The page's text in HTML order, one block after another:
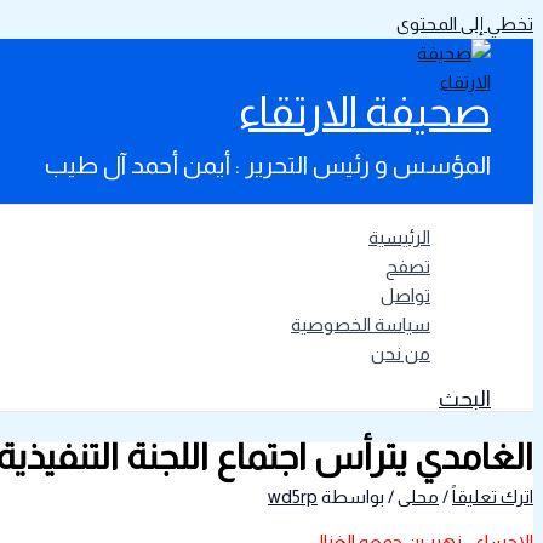
تخطي إلى المحتوى
صحيفة الارتقاء
المؤسس و رئيس التحرير : أيمن أحمد آل طيب
الرئيسية
تصفح
تواصل
سياسة الخصوصية
من نحن
البحث
الغامدي يترأس اجتماع اللجنة التنفيذية الـ ٢٣ في تعليم
اترك تعليقاً/ محلى/ بواسطة wd5rp